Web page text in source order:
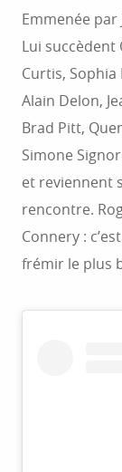
Emmenée
Lui succèdent
Curtis,
Alain Delon,
Brad Pitt,
Simone
et reviennent
rencontre.
Connery :
frémir le plus